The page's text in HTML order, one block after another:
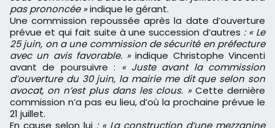
pas prononcée »indique le gérant.
Une commission repoussée après la date d’ouverture
prévue et qui fait suite à une succession d’autres : « Le
25 juin, on a une commission de sécurité en préfecture
avec un avis favorable. »indique Christophe Vincenti
avant de poursuivre : « Juste avant la commission
d’ouverture du 30 juin, la mairie me dit que selon son
avocat, on n’est plus dans les clous. » Cette dernière
commission n’a pas eu lieu, d’où la prochaine prévue le
21 juillet.
En cause selon lui : « La construction d’une mezzanine